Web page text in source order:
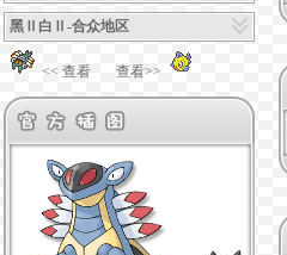
黑Ⅱ白Ⅱ-合众地区
<< 查看 查看>>